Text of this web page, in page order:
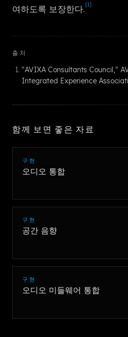
여하도록 보장한다. [1]
출처
"AVIXA Consultants Council,"
Integrated Experience
함께 보면 좋은 자료
구현
오디오 통합
구현
공간 음향
구현
오디오 미들웨어 통합